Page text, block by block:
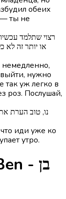
обеих
— ты не
רצוי שתלמד
או יותר זה לא
немедленно,
нужно
так уж легко в
роз. Послушай,
נו, טוב הערת
иди уже ко
утро.
Глаголы из песни Ben - בן